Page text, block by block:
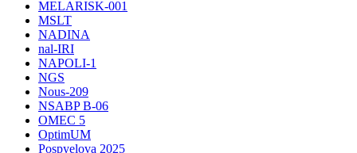
MELARISK-001
MSLT
NADINA
nal-IRI
NAPOLI-1
NGS
Nous-209
NSABP B-06
OMEC 5
OptimUM
Pospyelova 2025